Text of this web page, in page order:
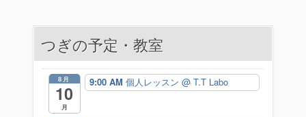
ビ
つぎの予定・教室
8月
10
月
9:00 AM 個人レッスン @ T.T Labo